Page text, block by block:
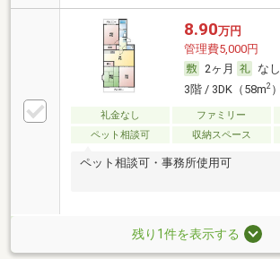
8.90万円
管理費5,000円
2ヶ月
なし
3階 / 3DK（58m2）
礼金なし ファミリー
ペット相談可
収納スペース
ペット相談可・事務所使用可
残り1件を表示する